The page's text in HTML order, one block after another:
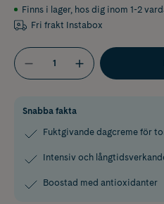
Finns i lager, hos dig inom 1-2
Fri frakt Instabox
Snabba fakta
Fuktgivande dagcreme för
Intensiv och
Boostad med antioxidanter